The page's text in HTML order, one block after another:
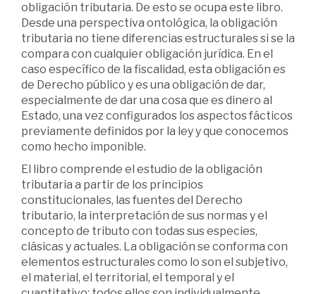
obligación tributaria. De esto se ocupa este libro.
Desde una perspectiva ontológica, la obligación
tributaria no tiene diferencias estructurales si se la
compara con cualquier obligación jurídica. En el
caso específico de la fiscalidad, esta obligación es
de Derecho público y es una obligación de dar,
especialmente de dar una cosa que es dinero al
Estado, una vez configurados los aspectos fácticos
previamente definidos por la ley y que conocemos
como hecho imponible.
El libro comprende el estudio de la obligación
tributaria a partir de los principios
constitucionales, las fuentes del Derecho
tributario, la interpretación de sus normas y el
concepto de tributo con todas sus especies,
clásicas y actuales. La obligación se conforma con
elementos estructurales como lo son el subjetivo,
el material, el territorial, el temporal y el